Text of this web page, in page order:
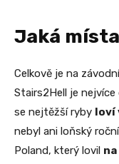
Jaká
Celkově je na
Stairs2Hell je
se nejtěžší ryby loví
nebyl ani loňský
Poland, který lovil